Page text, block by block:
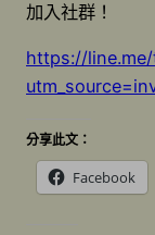
加入社群！
https://
分享此文：
Facebook